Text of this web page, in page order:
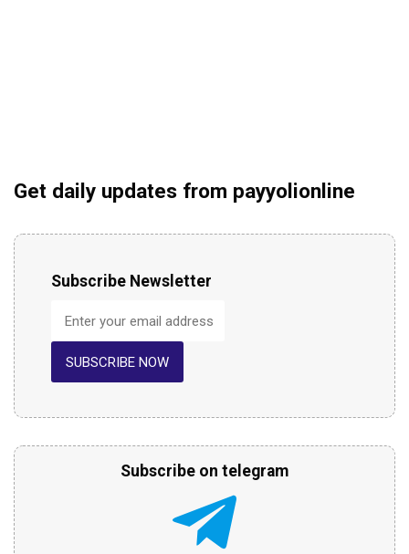
Get daily updates from payyolionline
Subscribe Newsletter
SUBSCRIBE NOW
Subscribe on telegram